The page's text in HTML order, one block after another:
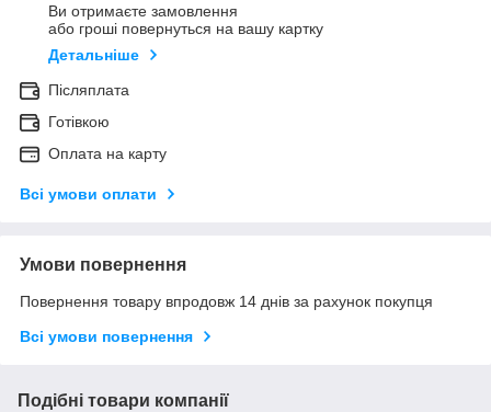
Ви отримаєте замовлення
або гроші повернуться на вашу картку
Детальніше
Післяплата
Готівкою
Оплата на карту
Всі умови оплати
Умови повернення
Повернення товару впродовж 14 днів за рахунок покупця
Всі умови повернення
Подібні товари компанії